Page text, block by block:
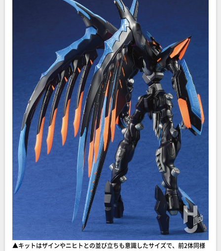
▲キットはザインやニヒトとの並び立ちも意識したサイズで、前2体同様